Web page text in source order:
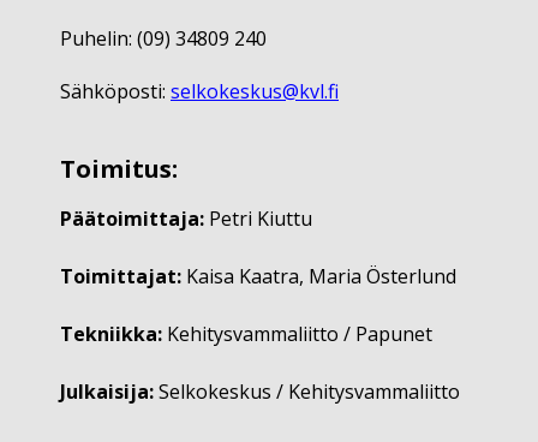
Puhelin: (09) 34809 240
Sähköposti: selkokeskus@kvl.fi
Toimitus:
Päätoimittaja: Petri Kiuttu
Toimittajat: Kaisa Kaatra, Maria Österlund
Tekniikka: Kehitysvammaliitto / Papunet
Julkaisija:Selkokeskus / Kehitysvammaliitto